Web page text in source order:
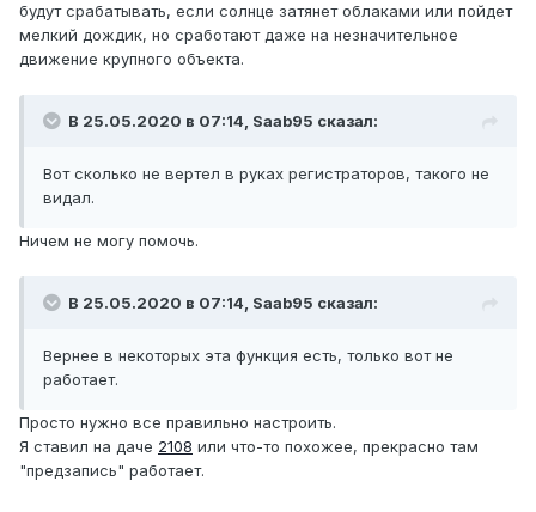
будут срабатывать, если солнце затянет облаками или пойдет
мелкий дождик, но сработают даже на незначительное
движение крупного объекта.
В 25.05.2020 в 07:14, Saab95 сказал:
Вот сколько не вертел в руках регистраторов, такого не
видал.
Ничем не могу помочь.
В 25.05.2020 в 07:14, Saab95 сказал:
Вернее в некоторых эта функция есть, только вот не
работает.
Просто нужно все правильно настроить.
Я ставил на даче 2108 или что-то похожее, прекрасно там
"предзапись" работает.